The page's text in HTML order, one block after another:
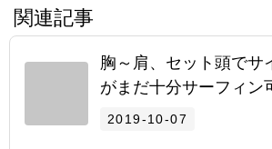
関連記事
胸～肩、セット頭でサ
がまだ十分サーフィン
2019-10-07